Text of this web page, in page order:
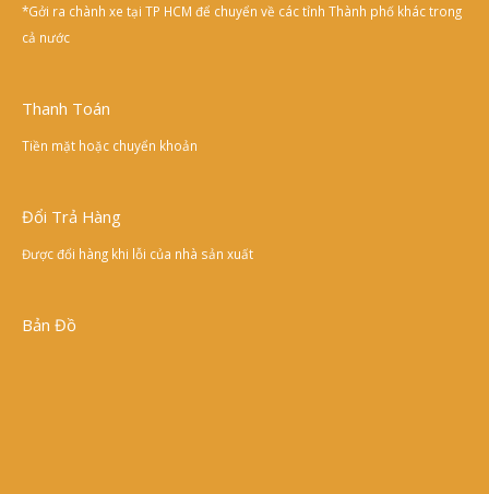
*Gởi ra chành xe tại TP HCM để chuyển về các tỉnh Thành phố khác trong
cả nước
Thanh Toán
Tiền mặt hoặc chuyển khoản
Đổi Trả Hàng
Được đổi hàng khi lỗi của nhà sản xuất
Bản Đồ